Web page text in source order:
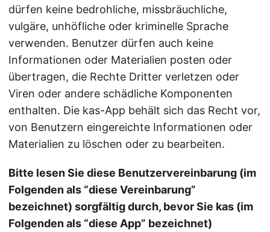
dürfen keine bedrohliche, missbräuchliche,
vulgäre, unhöfliche oder kriminelle Sprache
verwenden. Benutzer dürfen auch keine
Informationen oder Materialien posten oder
übertragen, die Rechte Dritter verletzen oder
Viren oder andere schädliche Komponenten
enthalten. Die kas-App behält sich das Recht vor,
von Benutzern eingereichte Informationen oder
Materialien zu löschen oder zu bearbeiten.
Bitte lesen Sie diese Benutzervereinbarung (im
Folgenden als “diese Vereinbarung”
bezeichnet) sorgfältig durch, bevor Sie kas (im
Folgenden als “diese App” bezeichnet)